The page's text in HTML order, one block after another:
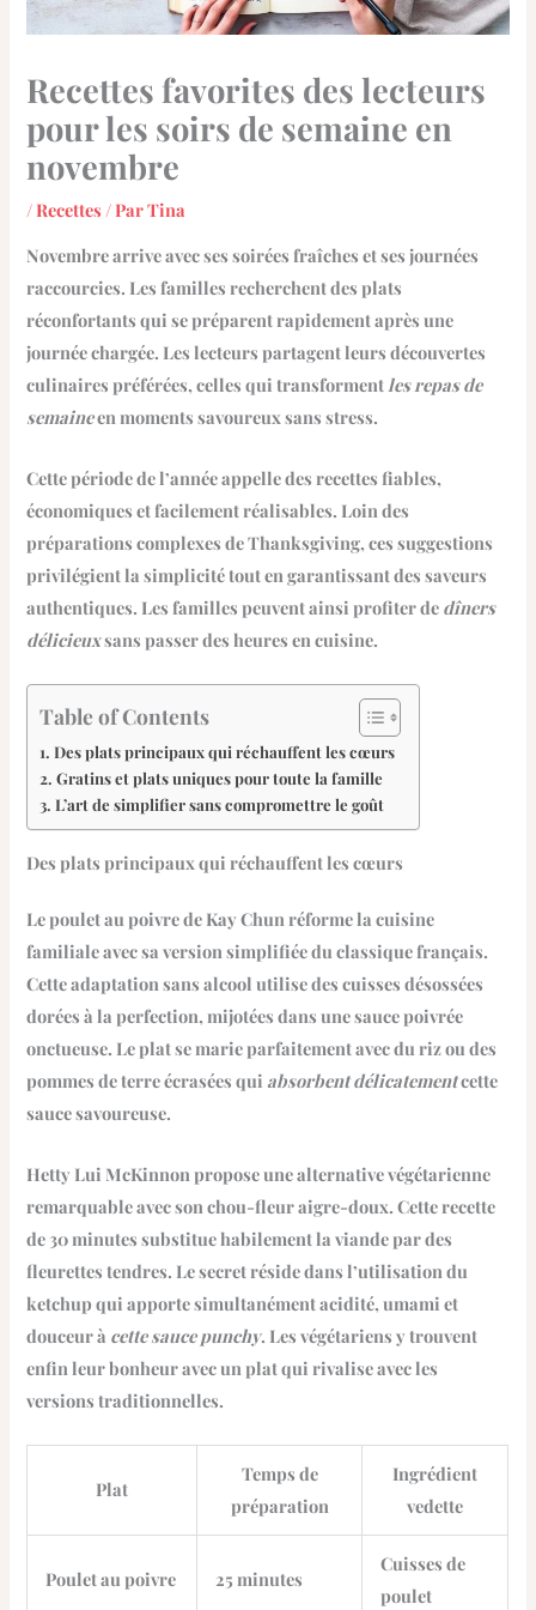
Recettes favorites des lecteurs
pour les soirs de semaine en
novembre
/Recettes / ParTina
Novembre arrive avec ses soirées fraîches et ses journées
raccourcies. Les familles recherchent desplats
réconfortants qui se préparent rapidement après une
journée chargée. Les lecteurs partagent leurs découvertes
culinaires préférées, celles qui transformentles repas de
semaineen moments savoureux sans stress.
Cette période de l’année appelle des recettes fiables,
économiques etfacilement réalisables. Loin des
préparations complexes de Thanksgiving, ces suggestions
privilégient la simplicité tout en garantissant des saveurs
authentiques. Les familles peuvent ainsi profiter de dîners
délicieuxsans passer des heures en cuisine.
Table of Contents
Des plats principaux qui réchauffent les cœurs
Gratins et plats uniques pour toute la famille
L’art de simplifier sans compromettre le goût
Des plats principaux qui réchauffent les cœurs
Le poulet au poivre de Kay Chun réforme la cuisine
familiale avec saversion simplifiéedu classique français.
Cette adaptation sans alcool utilise des cuisses désossées
dorées à la perfection, mijotées dans une sauce poivrée
onctueuse. Le plat se marie parfaitement avec du riz ou des
pommes de terre écrasées qui absorbent délicatementcette
sauce savoureuse.
Hetty Lui McKinnon propose une alternative végétarienne
remarquable avec sonchou-fleur aigre-doux. Cette recette
de 30 minutes substitue habilement la viande par des
fleurettes tendres. Le secret réside dans l’utilisation du
ketchup qui apporte simultanément acidité, umami et
douceur à cette sauce punchy. Les végétariens y trouvent
enfin leur bonheur avec un plat qui rivalise avec les
versions traditionnelles.
Plat
Temps de
préparation
Ingrédient
vedette
Poulet au poivre 25 minutes
Cuisses de
poulet